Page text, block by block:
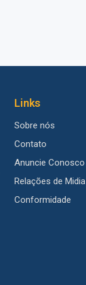
Links
Sobre nós
Contato
Anuncie Conosco
Relações de Midia
Conformidade